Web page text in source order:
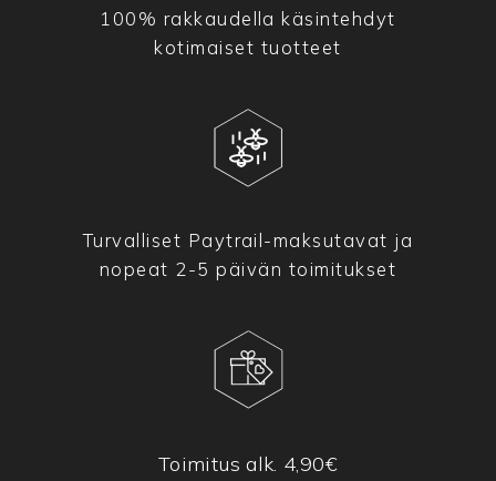
100% rakkaudella käsintehdyt
kotimaiset tuotteet
Turvalliset Paytrail-maksutavat ja
nopeat 2-5 päivän toimitukset
Toimitus alk. 4,90€